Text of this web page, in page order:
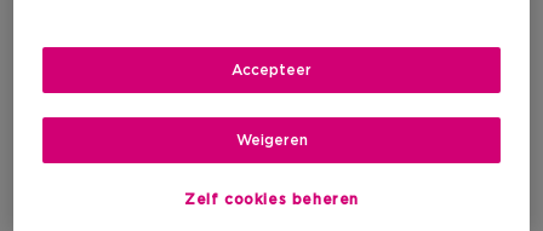
Zelf cookies beheren
Weigeren
Accepteer